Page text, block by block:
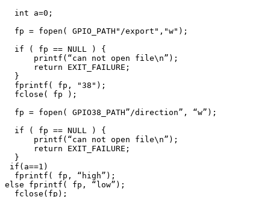
  int a=0;
  fp = fopen( GPIO_PATH"/export","w");
  if ( fp == NULL ) {
      printf(“can not open file\n”);
      return EXIT_FAILURE;
  }
  fprintf( fp, "38");
  fclose( fp );
  fp = fopen( GPIO38_PATH”/direction”, “w”);
  if ( fp == NULL ) {
      printf(“can not open file\n”);
      return EXIT_FAILURE;
  }
if(a==1)
  fprintf( fp, “high”);
else fprintf( fp, “low”);
  fclose(fp);